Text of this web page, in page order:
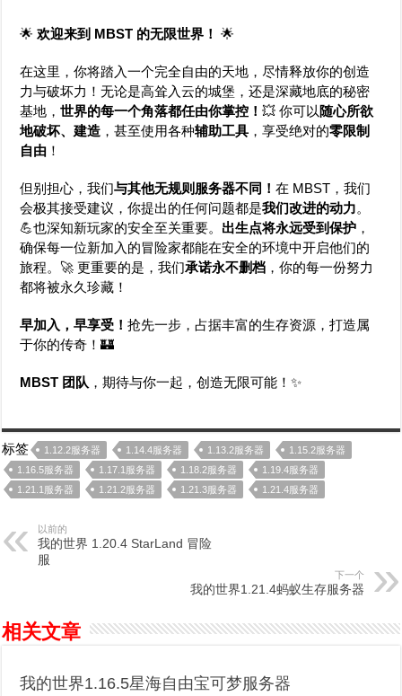
🌟欢迎来到 MBST 的无限世界！ 🌟
在这里，你将踏入一个完全自由的天地，尽情释放你的创造
力与破坏力！无论是高耸入云的城堡，还是深藏地底的秘密
基地，世界的每一个角落都任由你掌控！💥 你可以 随心所欲
地破坏、建造 ，甚至使用各种辅助工具 ，享受绝对的零限制
自由 ！
但别担心，我们与其他无规则服务器不同！在 MBST，我们
会极其接受建议，你提出的任何问题都是我们改进的动力。
💪也深知新玩家的安全至关重要。 出生点将永远受到保护 ，
确保每一位新加入的冒险家都能在安全的环境中开启他们的
旅程。🚀 更重要的是，我们承诺永不删档 ，你的每一份努力
都将被永久珍藏！
早加入，早享受！抢先一步，占据丰富的生存资源，打造属
于你的传奇！🏰
MBST 团队 ，期待与你一起，创造无限可能！✨
标签 1.12.2服务器 1.14.4服务器 1.13.2服务器
1.15.2服务器
1.16.5服务器
1.17.1服务器 1.18.2服务器
1.19.4服务器
1.21.1服务器
1.21.2服务器 1.21.3服务器 1.21.4服务器
以前的
我的世界 1.20.4 StarLand 冒险
服
下一个
我的世界1.21.4蚂蚁生存服务器
相关文章
我的世界1.16.5星海自由宝可梦服务器